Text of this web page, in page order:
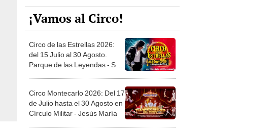
¡Vamos al Circo!
Circo de las Estrellas 2026:
del 15 Julio al 30 Agosto.
Parque de las Leyendas - San
Circo Montecarlo 2026: Del 17
de Julio hasta el 30 Agosto en
Círculo Militar - Jesús María